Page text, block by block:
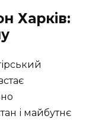
Харків:
і майбутнє